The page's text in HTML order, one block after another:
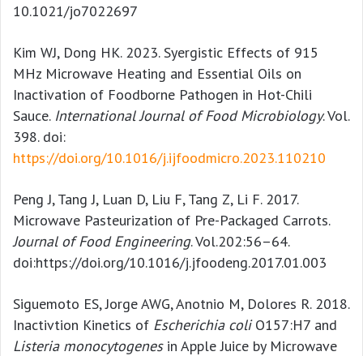
10.1021/jo7022697
Kim WJ, Dong HK. 2023. Syergistic Effects of 915
MHz Microwave Heating and Essential Oils on
Inactivation of Foodborne Pathogen in Hot-Chili
Sauce. International Journal of Food Microbiology. Vol.
398. doi:
https://doi.org/10.1016/j.ijfoodmicro.2023.110210
Peng J, Tang J, Luan D, Liu F, Tang Z, Li F. 2017.
Microwave Pasteurization of Pre-Packaged Carrots.
Journal of Food Engineering. Vol.202:56–64.
doi:https://doi.org/10.1016/j.jfoodeng.2017.01.003
Siguemoto ES, Jorge AWG, Anotnio M, Dolores R. 2018.
Inactivtion Kinetics of Escherichia coliO157:H7 and
Listeria monocytogenesin Apple Juice by Microwave